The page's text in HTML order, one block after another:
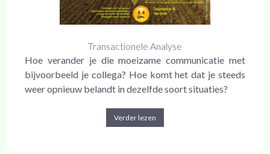
Transactionele Analyse
Hoe verander je die moeizame communicatie met
bijvoorbeeld je collega? Hoe komt het dat je steeds
weer opnieuw belandt in dezelfde soort situaties?
Verder lezen